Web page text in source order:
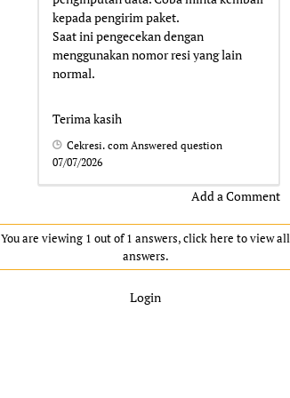
kepada pengirim paket.
Saat ini pengecekan dengan
menggunakan nomor resi yang lain
normal.
Terima kasih
Cekresi. com Answered question
07/07/2026
Add a Comment
You are viewing 1 out of 1 answers, click here to view all
answers.
Login